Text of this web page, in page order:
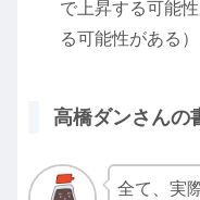
で上昇する可能
る可能性がある）
高橋ダンさんの
全て、実